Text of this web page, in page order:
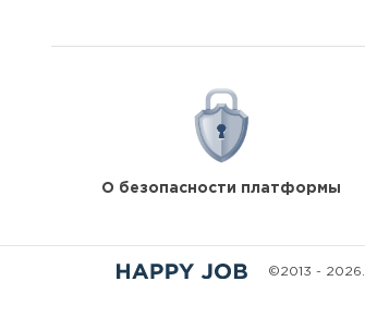
О безопасности платформы
©2013 - 2026.